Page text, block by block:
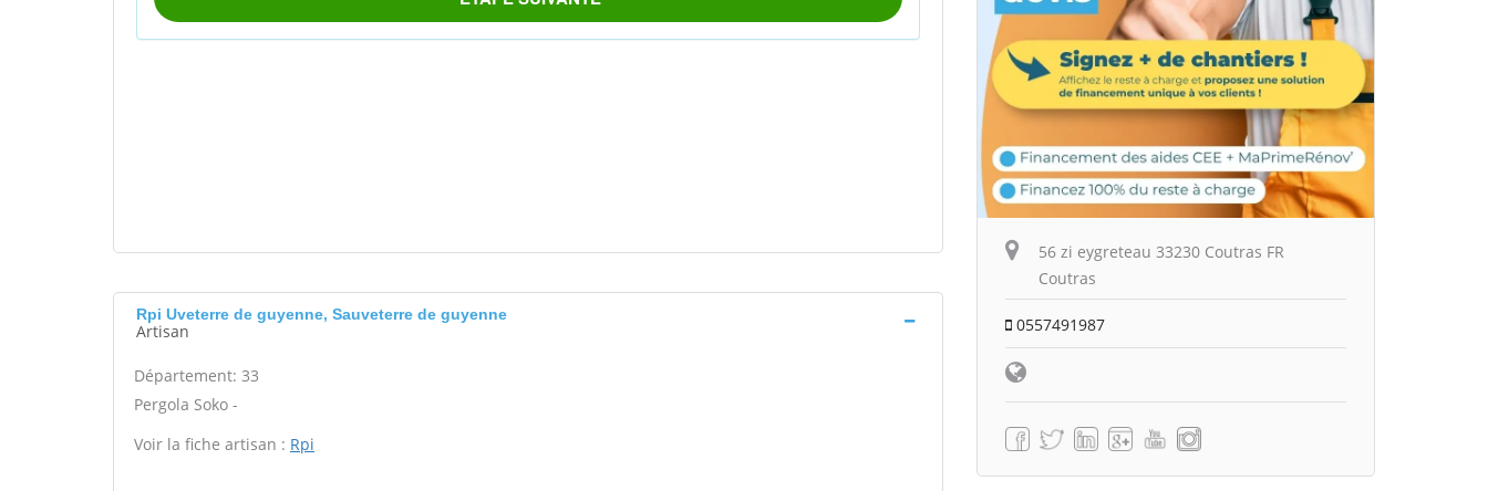
Rpi Uveterre de guyenne, Sauveterre de guyenne
Artisan
Département: 33
Pergola Soko -
Voir la fiche artisan : Rpi
56 zi eygreteau 33230 Coutras FR
Coutras
0557491987